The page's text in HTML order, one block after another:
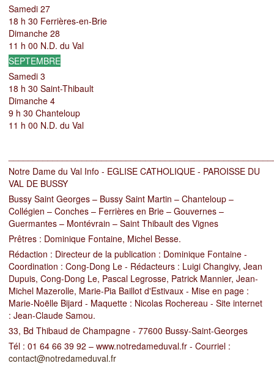
Samedi 27
18 h 30 Ferrières-en-Brie
Dimanche 28
11 h 00 N.D. du Val
SEPTEMBRE
Samedi 3
18 h 30 Saint-Thibault
Dimanche 4
9 h 30Chanteloup
11 h 00 N.D. du Val
Notre Dame du Val Info - EGLISE CATHOLIQUE - PAROISSE DU
VAL DE BUSSY
Bussy Saint Georges – Bussy Saint Martin – Chanteloup –
Collégien – Conches – Ferrières en Brie – Gouvernes –
Guermantes – Montévrain – Saint Thibault des Vignes
Prêtres : Dominique Fontaine, Michel Besse.
Rédaction : Directeur de la publication : Dominique Fontaine -
Coordination : Cong-Dong Le - Rédacteurs : Luigi Changivy, Jean
Dupuis, Cong-Dong Le, Pascal Legrosse, Patrick Mannier, Jean-
Michel Mazerolle, Marie-Pia Baillot d'Estivaux - Mise en page :
Marie-Noëlle Bijard - Maquette : Nicolas Rochereau - Site internet
: Jean-Claude Samou.
33, Bd Thibaud de Champagne - 77600 Bussy-Saint-Georges
Tél : 01 64 66 39 92 – www.notredameduval.fr - Courriel :
contact@notredameduval.fr